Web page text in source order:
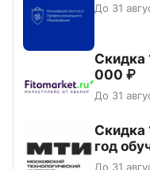
До 31
Скидка
000 ₽
До 31
Скидка
год
До 31